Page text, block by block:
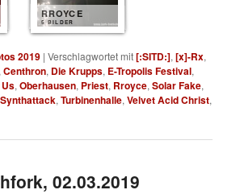
RROYCE
5 BILDER
2019 |Verschlagwortet mit[:SITD:],[x]-Rx,
,Centhron, Die Krupps, E-Tropolis Festival,
,Oberhausen, Priest, Rroyce,Solar Fake,
Synthattack,Turbinenhalle,Velvet Acid Christ,
02.03.2019